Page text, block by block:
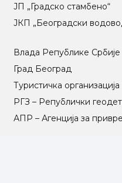
ЈП „Градско стамбено“
ЈКП „Београдски
Влада Републике Србије
Град Београд
Туристичка
РГЗ – Републички
АПР – Агенција за